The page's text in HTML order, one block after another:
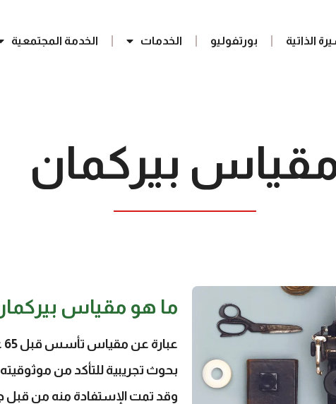
الذاتية بورتفوليو الخدمات الخدمة المجتمعية
بيركمان
ما هو مقياس
وقد تمت الإستفادة منه من قبل